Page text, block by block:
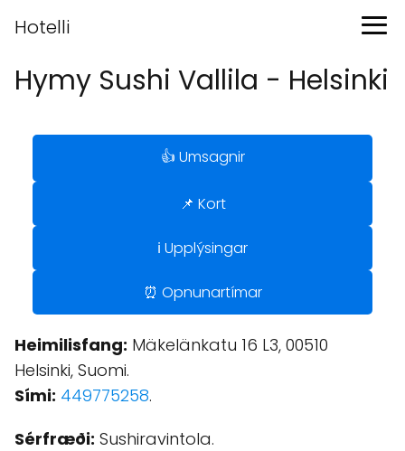
Hotelli
Hymy Sushi Vallila - Helsinki
👍 Umsagnir
📌 Kort
ℹ️ Upplýsingar
⏰ Opnunartímar
Heimilisfang: Mäkelänkatu 16 L3, 00510
Helsinki, Suomi.
Sími: 449775258.
Sérfræði: Sushiravintola.